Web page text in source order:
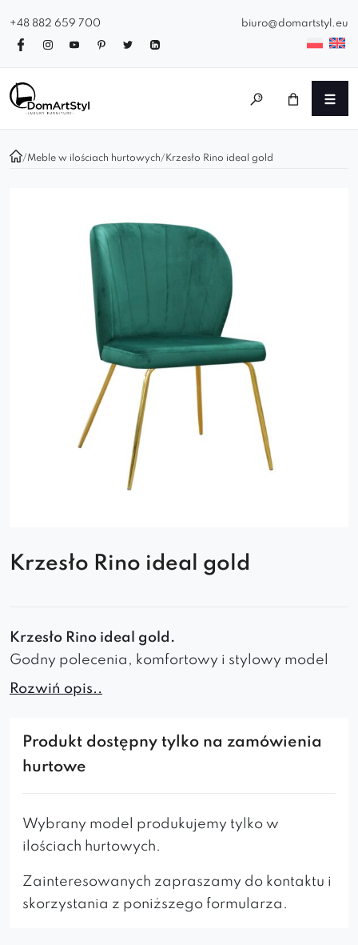
+48 882 659 700 biuro@domartstyl.eu
/Meble w ilościach hurtowych/ Krzesło Rino ideal gold
Krzesło Rino ideal gold
Krzesło Rino ideal gold.
Godny polecenia, komfortowy i stylowy model
oparty na stabilnym i efektownym stelażu,
wariantów nóg i bogactwo tkanin tapicerskich do
wyboru.
Rozwiń opis..
Produkt dostępny tylko na zamówienia
hurtowe
Wybrany model produkujemy tylko w
ilościach hurtowych.
Zainteresowanych zapraszamy do kontaktu i
skorzystania z poniższego formularza.